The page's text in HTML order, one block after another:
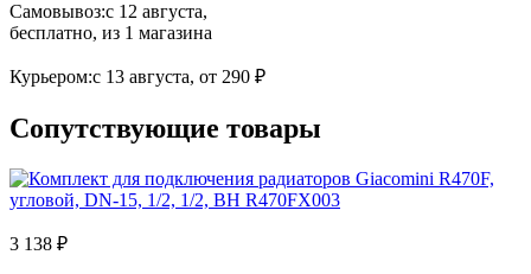
Самовывоз:c 12 августа,
бесплатно, из 1 магазина
Курьером:c 13 августа, от 290 ₽
Сопутствующие товары
3 138 ₽